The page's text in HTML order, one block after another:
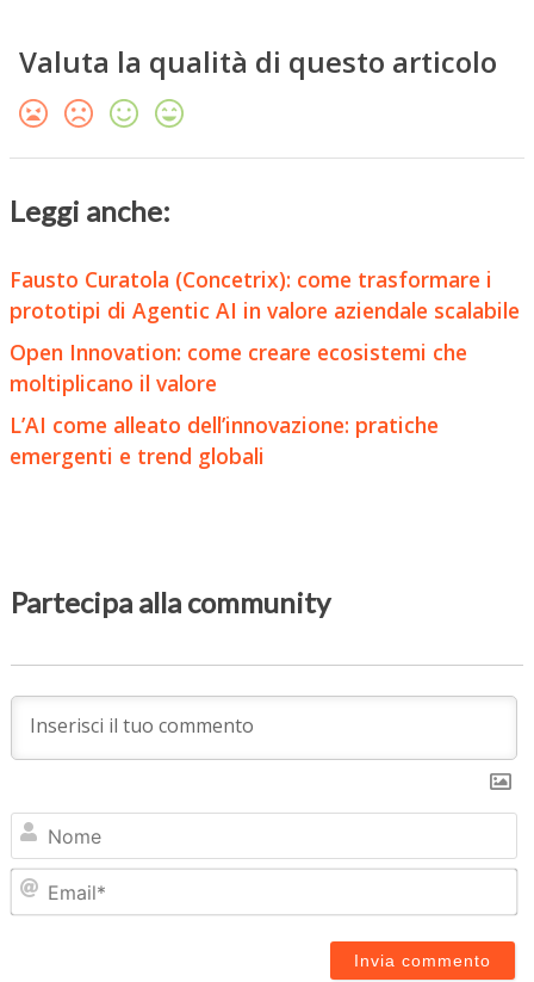
Valuta la qualità di questo articolo
Leggi anche:
Fausto Curatola (Concetrix): come trasformare i
prototipi di Agentic AI in valore aziendale scalabile
Open Innovation: come creare ecosistemi che
moltiplicano il valore
L’AI come alleato dell’innovazione: pratiche
emergenti e trend globali
Partecipa alla community